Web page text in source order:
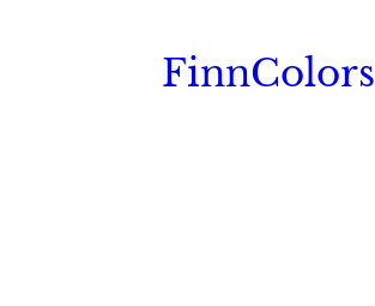
FinnColors